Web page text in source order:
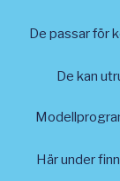
De passar för
De kan
Här under